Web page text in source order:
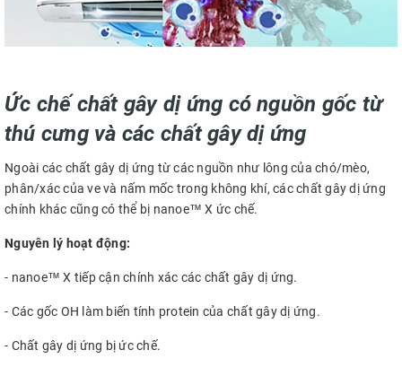
Ức chế chất gây dị ứng có nguồn gốc từ
thú cưng và các chất gây dị ứng
Ngoài các chất gây dị ứng từ các nguồn như lông của chó/mèo,
phân/xác của ve ​và nấm mốc trong không khí, các chất gây dị ứng
chính khác cũng có thể bị nanoe™ X ức chế.
Nguyên lý hoạt động:
- nanoe™ X tiếp cận chính xác các chất gây dị ứng.
- Các gốc OH làm biến tính protein của chất gây dị ứng​.
- Chất gây dị ứng bị ức chế.